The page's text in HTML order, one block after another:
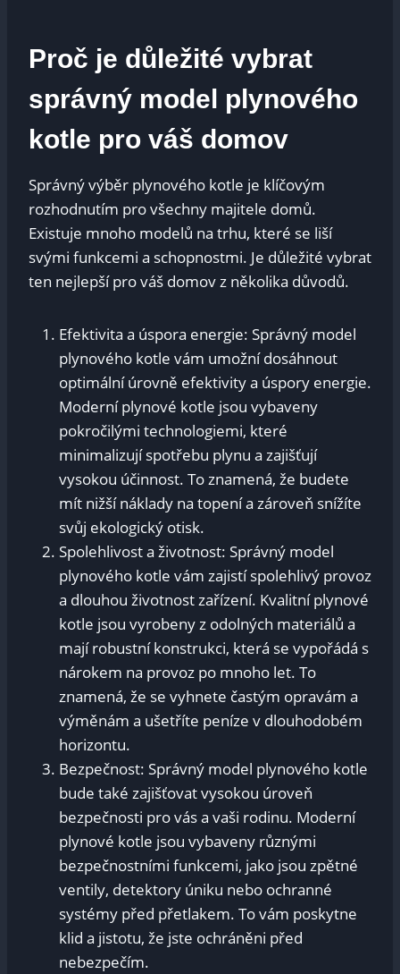
Proč je důležité vybrat
správný model plynového
kotle pro váš domov
Správný výběr plynového kotle je klíčovým
rozhodnutím pro všechny majitele domů.
Existuje mnoho modelů na trhu, které se liší
svými funkcemi a schopnostmi. Je důležité vybrat
ten nejlepší pro váš domov z několika důvodů.
Efektivita a úspora energie: Správný model
plynového kotle vám umožní dosáhnout
optimální úrovně efektivity a úspory energie.
Moderní plynové kotle jsou vybaveny
pokročilými technologiemi, které
minimalizují spotřebu plynu a zajišťují
vysokou účinnost. To znamená, že budete
mít nižší náklady na topení a zároveň snížíte
svůj ekologický otisk.
Spolehlivost a životnost: Správný model
plynového kotle vám zajistí spolehlivý provoz
a dlouhou životnost zařízení. Kvalitní plynové
kotle jsou vyrobeny z odolných materiálů a
mají robustní konstrukci, která se vypořádá s
nárokem na provoz po mnoho let. To
znamená, že se vyhnete častým opravám a
výměnám a ušetříte peníze v dlouhodobém
horizontu.
Bezpečnost: Správný model plynového kotle
bude také zajišťovat vysokou úroveň
bezpečnosti pro vás a vaši rodinu. Moderní
plynové kotle jsou vybaveny různými
bezpečnostními funkcemi, jako jsou zpětné
ventily, detektory úniku nebo ochranné
systémy před přetlakem. To vám poskytne
klid a jistotu, že jste ochráněni před
nebezpečím.